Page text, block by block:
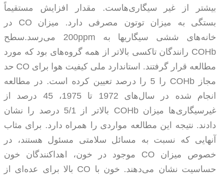
بیشتر از غیر سیگاری‌هاست. مقدار افزایش مستقیماً
بستگی به میزان توتون مصرفی دارد. میزان CO در
خانه‌های ششی سیگاریها به ppm200 می‌رسد.
سطح
COHb رانندگان تاکسی بالاتر از همه گروه‌های بود که مورد
مطالعه قرار گرفتند. استاندارد ملی کیفیت هوا برای CO حد
مجاز COHb
را 5 را درصد تعیین کرده است. در مطالعه
انجام شده در سال‌های 1972 تا 1975، 45 درصد از
غیرسیگاری‌ها میزانCOHb
بالاتر از 5/1 درصد را نشان
دادند. نتیجه این مطالعه مواردی را همراه دارد. برای مثاب
آنهایی که نسبت به مسائل سلامتی مسئول هستند، در
خصوص میزان CO موجود در خون، اهداکنندگان خون
حساسیت نشان می‌دهند. خون با CO بالا برای عده‌ای از